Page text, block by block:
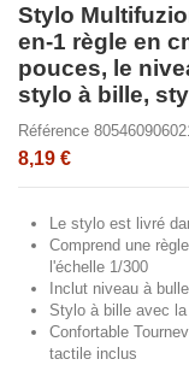
Stylo
en-1 règle en
pouces, le
stylo à bille,
Référence
8,19 €
Le stylo est livré
Comprend une
l'échelle 1/300
Inclut niveau à bulle
Stylo à bille avec
Confortable
tactile inclus